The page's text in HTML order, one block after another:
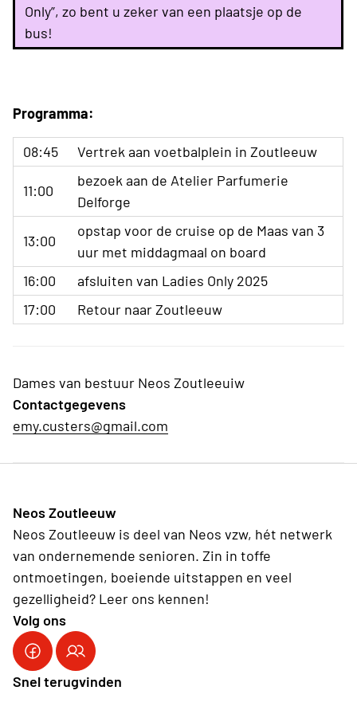
Only”, zo bent u zeker van een plaatsje op de
bus!
Programma:
08:45 Vertrek aan voetbalplein in Zoutleeuw
11:00
bezoek aan de Atelier Parfumerie
Delforge
13:00
opstap voor de cruise op de Maas van 3
uur met middagmaal on board
16:00
afsluiten van Ladies Only 2025
17:00
Retour naar Zoutleeuw
Dames van bestuur Neos Zoutleeuiw
Contactgegevens
emy.custers@gmail.com
Neos Zoutleeuw
Neos Zoutleeuw is deel van Neos vzw, hét netwerk
van ondernemende senioren. Zin in toffe
ontmoetingen, boeiende uitstappen en veel
gezelligheid? Leer ons kennen!
Volg ons
Snel terugvinden